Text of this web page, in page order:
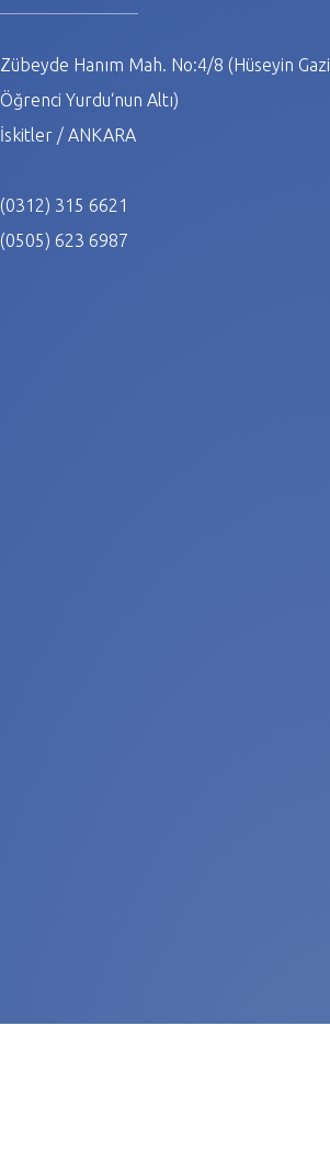
Zübeyde Hanım Mah. No:4/8 (Hüseyin Gazi
Öğrenci Yurdu‘nun Altı)
İskitler / ANKARA
(0312) 315 6621
(0505) 623 6987